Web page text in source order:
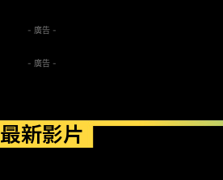
- 廣告 -
- 廣告 -
最新影片